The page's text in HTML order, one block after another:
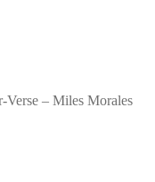
Verse – Miles Morales